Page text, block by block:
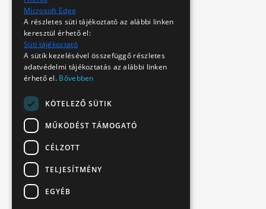
Microsoft Edge
A részletes süti tájékoztató az alábbi linken
keresztül érhető el:
Süti tájékoztató
A sütik kezelésével összefüggő részletes
adatvédelmi tájékoztatás az alábbi linken
érhető el. Bővebben
KÖTELEZŐ SÜTIK
MŰKÖDÉST TÁMOGATÓ
CÉLZOTT
TELJESÍTMÉNY
EGYÉB